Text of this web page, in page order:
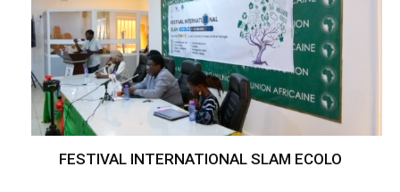
FESTIVAL INTERNATIONAL SLAM ECOLO